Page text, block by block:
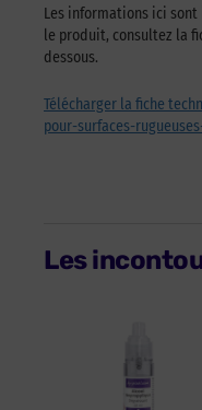
Les informations ici
le produit, consultez la
dessous.
Télécharger la fiche
pour-surfaces-
Les